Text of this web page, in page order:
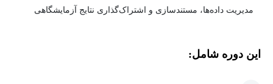
مدیریت داده‌ها، مستندسازی و اشتراک‌گذاری نتایج آزمایشگاهی
این دوره شامل: